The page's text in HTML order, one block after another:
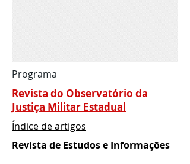
Programa
Revista do Observatório da
Justiça Militar Estadual
Índice de artigos
Revista de Estudos e Informações